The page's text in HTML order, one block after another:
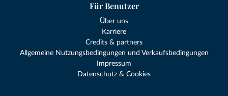
Für Benutzer
Über uns
Karriere
Credits & partners
Allgemeine Nutzungsbedingungen und Verkaufsbedingungen
Impressum
Datenschutz & Cookies